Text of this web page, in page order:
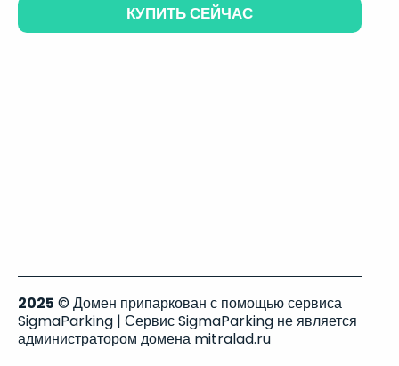
КУПИТЬ СЕЙЧАС
2025 © Домен припаркован с помощью сервиса
SigmaParking | Сервис SigmaParking не является
администратором домена mitralad.ru